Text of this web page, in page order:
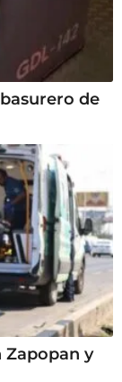
de
Zapopan y